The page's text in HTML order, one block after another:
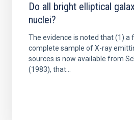
Do all bright elliptical
nuclei?
The evidence is noted that (1) a
complete sample of X-ray
sources is now available from
(1983), that...